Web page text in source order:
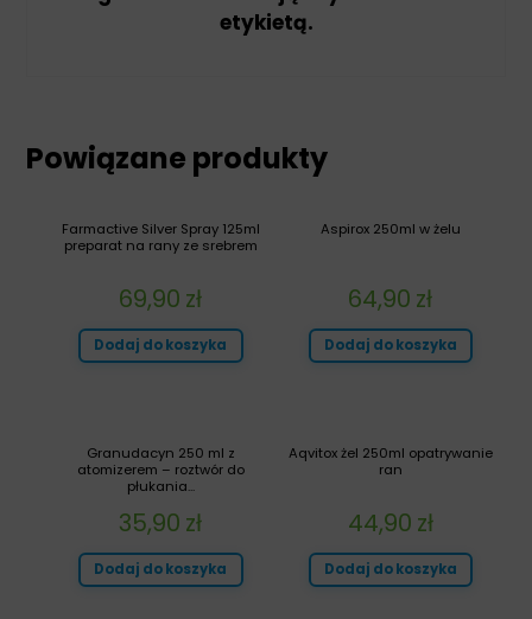
etykietą.
Powiązane produkty
Aspirox 250ml w żelu
64,90 zł
Dodaj do koszyka
Farmactive Silver Spray 125ml
preparat na rany ze srebrem
69,90 zł
Dodaj do koszyka
Aqvitox żel 250ml opatrywanie
ran
44,90 zł
Dodaj do koszyka
Granudacyn 250 ml z
atomizerem – roztwór do
płukania...
35,90 zł
Dodaj do koszyka